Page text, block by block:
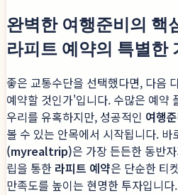
완벽한 여행준비의 핵
라피트 예약의 특별한
좋은 교통수단을 선택했다면, 다음
예약할 것인가'입니다. 수많은 예약
우리를 유혹하지만, 성공적인 여행
볼 수 있는 안목에서 시작됩니다. 바
(myrealtrip)은 가장 든든한 동반
립을 통한 라피트 예약은 단순한 티
만족도를 높이는 현명한 투자입니다.